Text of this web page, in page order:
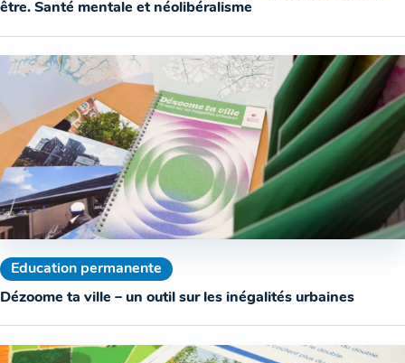
être. Santé mentale et néolibéralisme
Education permanente
Dézoome ta ville – un outil sur les inégalités urbaines